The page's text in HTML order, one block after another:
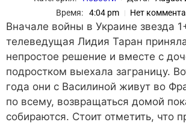
Время:
4:04 pm Нет
Вначале войны в Украине звезда
телеведущая Лидия Таран
непростое решение и вместе с
подростком выехала заграницу.
года они с Василиной живут во
по всему, возвращаться домой
собираются. Стоит отметить, что